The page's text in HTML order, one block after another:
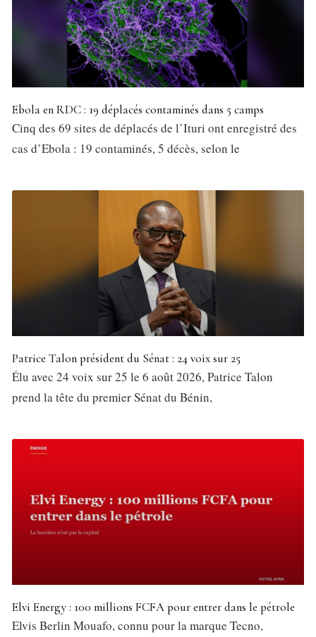
Ebola en RDC : 19 déplacés contaminés dans 5 camps
Cinq des 69 sites de déplacés de l’Ituri ont enregistré des
cas d’Ebola : 19 contaminés, 5 décès, selon le
Patrice Talon président du Sénat : 24 voix sur 25
Élu avec 24 voix sur 25 le 6 août 2026, Patrice Talon
prend la tête du premier Sénat du Bénin,
Elvi Energy : 100 millions FCFA pour entrer dans le pétrole
Elvis Berlin Mouafo, connu pour la marque Tecno,